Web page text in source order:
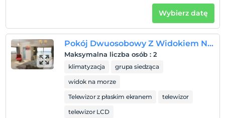
Palenie
Zakaz palenia w pokoju
Godziny zameldowania
Dostęp do obiektu można uzyskać w godzinach 14:00 –
23:00 . Poza tymi godzinami brama wjazdowa jest
Wybierz datę
Pokój Dwuosobowy Z Widokiem Na Morze
Maksymalna liczba osób : 2
klimatyzacja
grupa siedząca
widok na morze
Telewizor z płaskim ekranem
telewizor
telewizor LCD